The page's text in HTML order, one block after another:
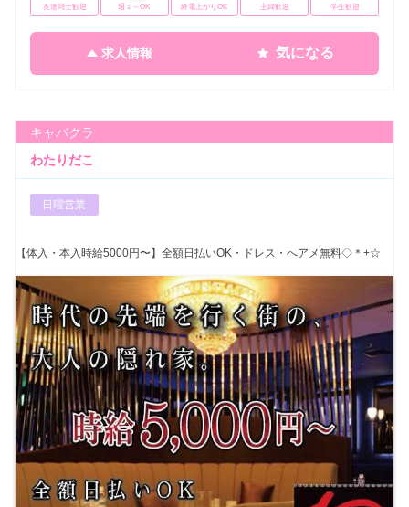
友達同士歓迎 週１～OK 終電上がりOK 主婦歓迎 学生歓迎
求人情報 気になる
キャバクラ
わたりだこ
日曜営業
【体入・本入時給5000円〜】全額日払いOK・ドレス・へアメ無料◇＊+☆